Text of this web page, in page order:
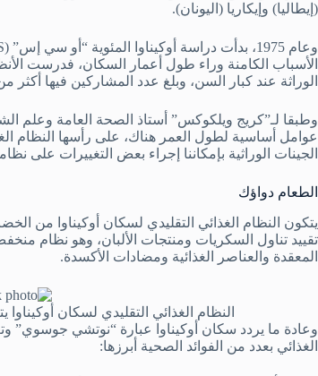
(إيطاليا) وإيكاريا (اليونان).
الأسباب الكامنة وراء طول أعمار السكان، فدرست
الوراثة عند كبار السن، وبلغ عدد المشاركين فيها أكثر من 300
عوامل أساسية لطول العمر هناك، على رأسها النظام
الجينات الوراثية بإمكاننا إجراء بعض التغييرات على
الطعام دواؤك
يتكون النظام الغذائي التقليدي لسكان أوكيناوا من
تقييد تناول السكريات ومنتجات الألبان، وهو نظام
المعقدة والعناصر الغذائية ومضادات الأكسدة.
النظام الغذائي التقليدي لسكان
وعادة ما يردد سكان أوكيناوا عبارة “نوتشي جوسوي”
الغذائي بعدد من الفوائد الصحية أبرزها: